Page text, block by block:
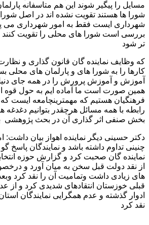
مسایل را پیگیر شوند این هم متاسفانه
شورا ها هستند تقویت نشده اند در اصل
شهرداری ایست فقط به امور شهرداری می
بررسی است شورا های محلی را تقویت کنند
تر شود
که وظایف نماینده گان قانون گذاری و
کارها را به شورا های و پارلمان های محلی
آموزش و آموزش پرورش را در همه جای دنیا
همین صورت است ما آماده ایم به حول قوه
فرهنگیان هستیم که مهمترینچامعه ایست
رابطه با همه مسائل هرچقدر بتوانیم دغدغه
بخش صنفی اثر گذاری آن در بحث پژوهشی
دکتر حسینی دیگر نماینده اهواز بیان داشت:
چنینی تداوم داشته باشد و نمایندگان پاسخ
نماینده گان صحبت کرد و گزارش حوزه
از نقد دولت قبل سخن به میان آورد و
های زیادی داشت وتمامیت آن را نقد کرد وبعد
قبلی خوزستان انتقادهای شدیدی کرد و از
ادوار گذشته و عدم همگرایی نمایندگان
نقد کرد